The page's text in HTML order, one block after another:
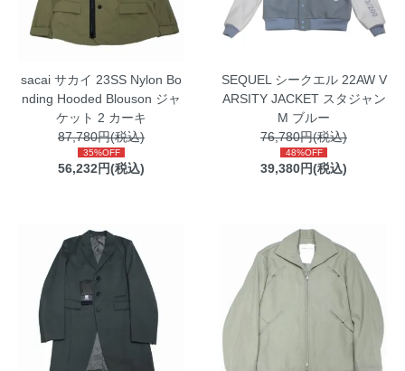
sacai サカイ 23SS Nylon Bo
nding Hooded Blouson ジャ
ケット 2 カーキ
87,780円(税込)
35%OFF
56,232円(税込)
SEQUEL シークエル 22AW V
ARSITY JACKET スタジャン
M ブルー
76,780円(税込)
48%OFF
39,380円(税込)